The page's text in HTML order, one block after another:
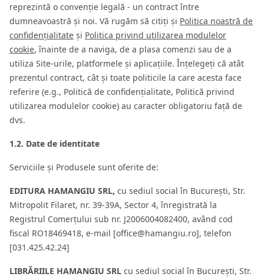
reprezintă o convenție legală - un contract între
dumneavoastră și noi. Vă rugăm să citiți și Politica noastră de
confidențialitate și Politica privind utilizarea modulelor
cookie, înainte de a naviga, de a plasa comenzi sau de a
utiliza Site-urile, platformele și aplicațiile. Înțelegeți că atât
prezentul contract, cât și toate politicile la care acesta face
referire (e.g., Politică de confidențialitate, Politică privind
utilizarea modulelor cookie) au caracter obligatoriu față de
dvs.
1.2. Date de identitate
Serviciile și Produsele sunt oferite de:
EDITURA HAMANGIU SRL, cu sediul social în București, Str.
Mitropolit Filaret, nr. 39-39A, Sector 4, înregistrată la
Registrul Comerțului sub nr. J2006004082400, având cod
fiscal RO18469418, e-mail [office@hamangiu.ro], telefon
[031.425.42.24]
LIBRĂRIILE HAMANGIU SRL cu sediul social în București, Str.